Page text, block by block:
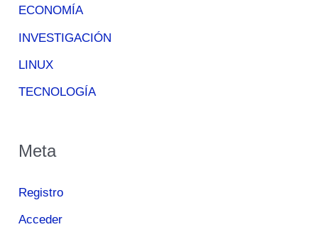
ECONOMÍA
INVESTIGACIÓN
LINUX
TECNOLOGÍA
Meta
Registro
Acceder